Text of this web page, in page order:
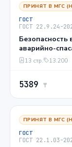
ПРИНЯТ В МГС
ГОСТ
ГОСТ 22.9.24-
аварийно-
требования
13 стр. 13.200
5389 ₸
ПРИНЯТ В МГС
ГОСТ
ГОСТ 22.1.03-